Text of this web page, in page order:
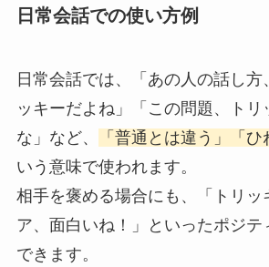
日常会話での使い方例
日常会話では、「あの人の話し方
ッキーだよね」「この問題、トリ
な」など、
「普通とは違う」「ひ
いう意味で使われます。
相手を褒める場合にも、「トリッ
ア、面白いね！」といったポジテ
できます。